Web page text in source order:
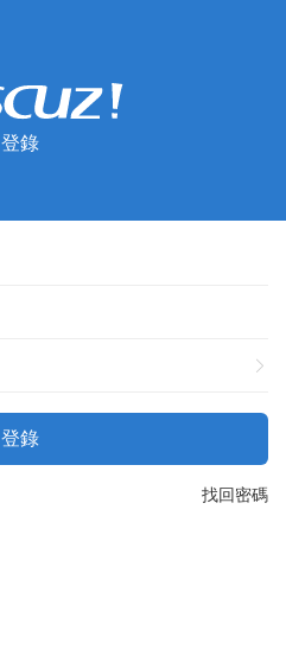
登錄
登錄
找回密碼